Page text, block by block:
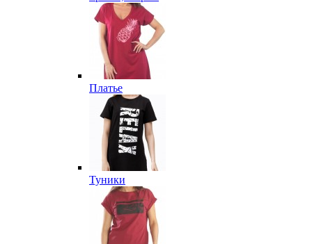
Платье
Туники